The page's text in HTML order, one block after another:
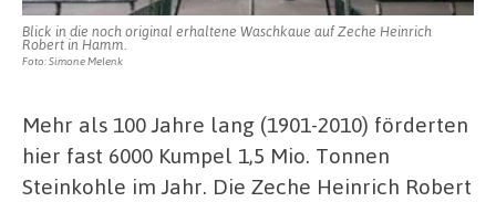
Blick in die noch original erhaltene Waschkaue auf Zeche Heinrich
Robert in Hamm.
Foto: Simone Melenk
Mehr als 100 Jahre lang (1901-2010) förderten
hier fast 6000 Kumpel 1,5 Mio. Tonnen
Steinkohle im Jahr. Die Zeche Heinrich Robert